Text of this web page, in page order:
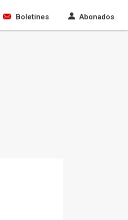
Boletines Abonados